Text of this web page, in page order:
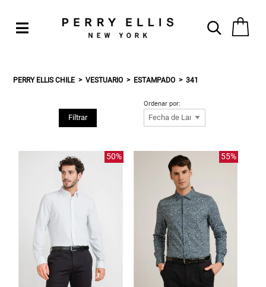
PERRY ELLIS CHILE VESTUARIO ESTAMPADO 341
Filtrar
Ordenar por:
50% 55%